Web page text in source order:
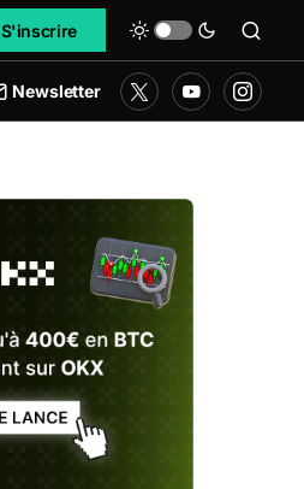
S'inscrire
Newsletter